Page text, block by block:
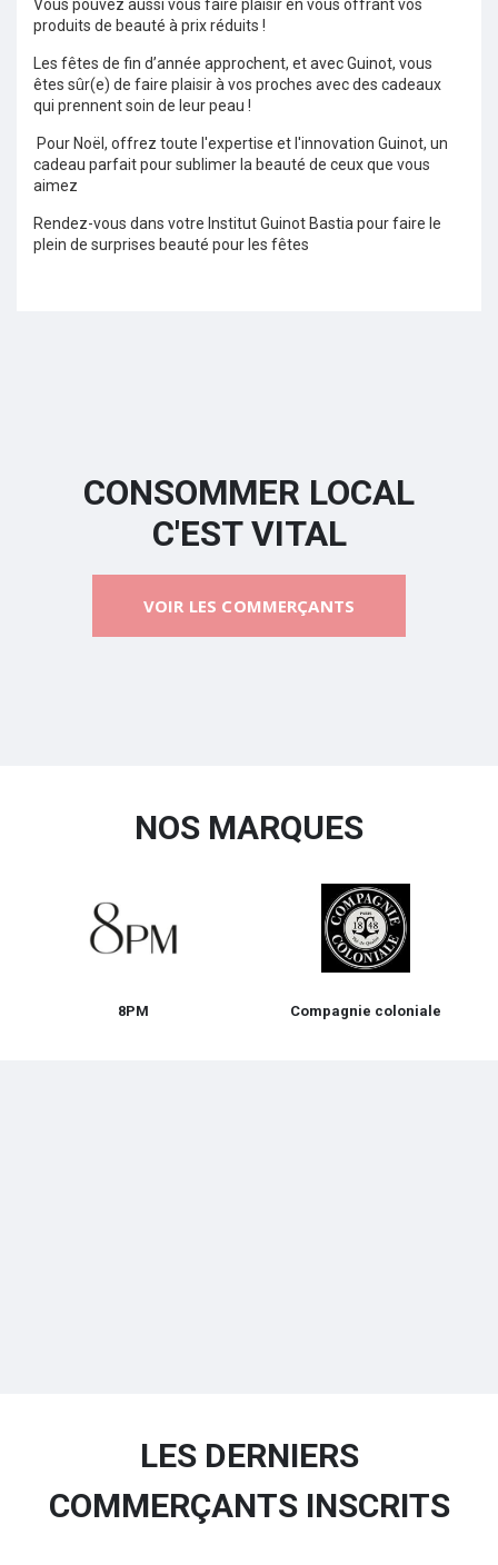
Vous pouvez aussi vous faire plaisir en vous offrant vos
produits de beauté à prix réduits !
Les fêtes de fin d’année approchent, et avec Guinot, vous
êtes sûr(e) de faire plaisir à vos proches avec des cadeaux
qui prennent soin de leur peau !
Pour Noël, offrez toute l'expertise et l'innovation Guinot, un
cadeau parfait pour sublimer la beauté de ceux que vous
aimez
Rendez-vous dans votre Institut Guinot Bastia pour faire le
plein de surprises beauté pour les fêtes
CONSOMMER LOCAL
C'EST VITAL
VOIR LES COMMERÇANTS
NOS MARQUES
8PM Compagnie coloniale
LES DERNIERS
COMMERÇANTS INSCRITS